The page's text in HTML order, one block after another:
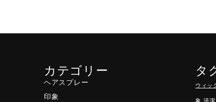
カテゴリー
ヘアスプレー
印象
タ
ウィッ